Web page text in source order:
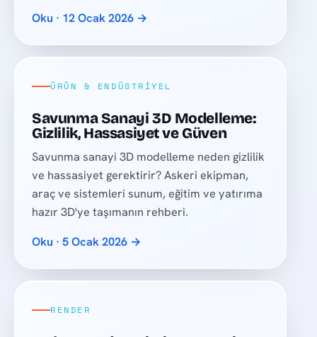
Oku · 12 Ocak 2026 →
ÜRÜN & ENDÜSTRIYEL
Savunma Sanayi 3D Modelleme:
Gizlilik, Hassasiyet ve Güven
Savunma sanayi 3D modelleme neden gizlilik
ve hassasiyet gerektirir? Askeri ekipman,
araç ve sistemleri sunum, eğitim ve yatırıma
hazır 3D'ye taşımanın rehberi.
Oku · 5 Ocak 2026 →
RENDER